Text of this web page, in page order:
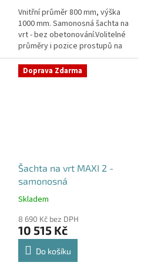
hvězdiček.
Vnitřní průměr 800 mm, výška
1000 mm. Samonosná šachta na
vrt - bez obetonování.Volitelné
průměry i pozice prostupů na
pažení vrtu, hadice i elektřinu -
požadované průměry...
Doprava Zdarma
Šachta na vrt MAXI 2 -
samonosná
Průměrné
produktu
je
4,5
Skladem
8 690 Kč bez DPH
10 515 Kč
Do košíku